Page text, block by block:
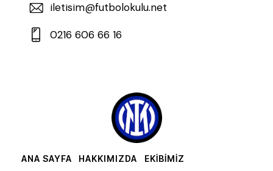
iletisim@futbolokulu.net
0216 606 66 16
ANA SAYFA HAKKIMIZDA EKİBİMİZ